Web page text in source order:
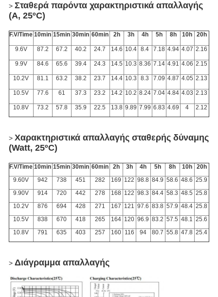
> Σταθερά παρόντα χαρακτηριστικά απαλλαγής
(Α, 25ºC)
F.V/Time 10min 15min 30min 60min 2h 3h 4h 5h 8h 10h 20h
9.6V 87.2 67.2 40.2 24.7 14.6 10.4 8.4 7.18 4.94 4.07 2.16
9.9V 84.6 65.6 39.4 24.3 14.5 10.3 8.36 7.14 4.91 4.06 2.15
10.2V 81.1 63.2 38.2 23.7 14.4 10.3 8.3 7.09 4.87 4.05 2.13
10.5V 77.6 61 37.3 23.2 14.2 10.2 8.24 7.04 4.84 4.03 2.13
10.8V 73.2 57.8 35.9 22.5 13.8 9.89 7.99 6.83 4.69 4 2.12
> Χαρακτηριστικά απαλλαγής σταθερής δύναμης
(Watt, 25ºC)
F.V/Time 10min 15min 30min 60min 2h 3h 4h 5h 8h 10h
20h
9.60V
942 738 451 282 169 122 98.8 84.9 58.6 48.6 25.9
9.90V
914 720 442 278 168 122 98.3 84.4 58.3 48.5 25.8
10.2V
876 694 428 271 167 121 97.6 83.8 57.9 48.4 25.8
10.5V
838 670 418 265 164 120 96.9 83.2 57.5 48.1 25.6
10.8V
791 635 403 257 160 116 94 80.7 55.8 47.8 25.4
> Διάγραμμα απαλλαγής